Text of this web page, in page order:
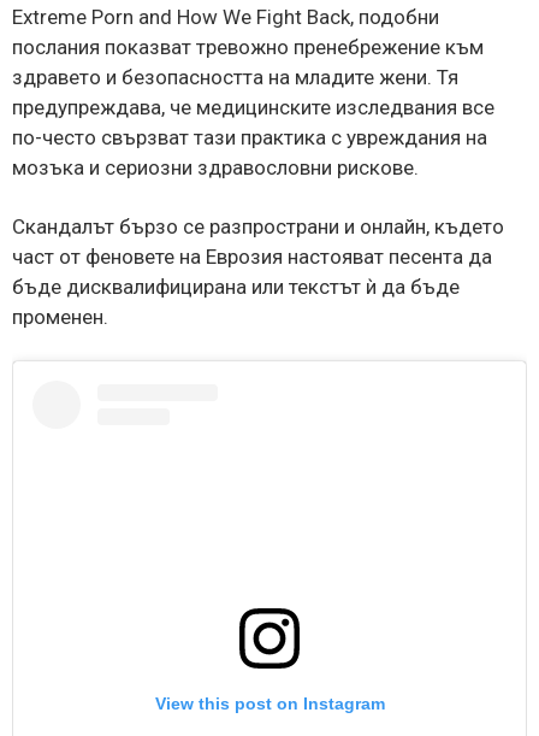
Extreme Porn and How We Fight Back, подобни
послания показват тревожно пренебрежение към
здравето и безопасността на младите жени. Тя
предупреждава, че медицинските изследвания все
по-често свързват тази практика с увреждания на
мозъка и сериозни здравословни рискове.
Скандалът бързо се разпространи и онлайн, където
част от феновете на Еврозия настояват песента да
бъде дисквалифицирана или текстът ѝ да бъде
променен.
View this post on Instagram